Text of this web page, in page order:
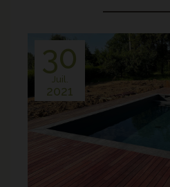
30
Juil.
2021